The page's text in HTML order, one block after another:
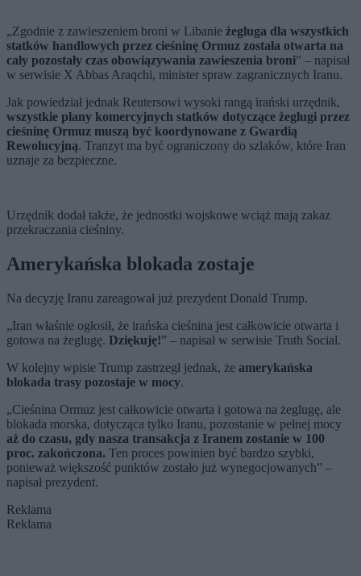
„Zgodnie z zawieszeniem broni w Libanie żegluga dla wszystkich
statków handlowych przez cieśninę Ormuz została otwarta na
cały pozostały czas obowiązywania zawieszenia broni” – napisał
w serwisie X Abbas Araqchi, minister spraw zagranicznych Iranu.
Jak powiedział jednak Reutersowi wysoki rangą irański urzędnik,
wszystkie plany komercyjnych statków dotyczące żeglugi przez
cieśninę Ormuz muszą być koordynowane z Gwardią
Rewolucyjną. Tranzyt ma być ograniczony do szlaków, które Iran
uznaje za bezpieczne.
Urzędnik dodał także, że jednostki wojskowe wciąż mają zakaz
przekraczania cieśniny.
Amerykańska blokada zostaje
Na decyzję Iranu zareagował już prezydent Donald Trump.
„Iran właśnie ogłosił, że irańska cieśnina jest całkowicie otwarta i
gotowa na żeglugę. Dziękuję!” – napisał w serwisie Truth Social.
W kolejny wpisie Trump zastrzegł jednak, że amerykańska
blokada trasy pozostaje w mocy.
„Cieśnina Ormuz jest całkowicie otwarta i gotowa na żeglugę, ale
blokada morska, dotycząca tylko Iranu, pozostanie w pełnej mocy
aż do czasu, gdy nasza transakcja z Iranem zostanie w 100
proc. zakończona. Ten proces powinien być bardzo szybki,
ponieważ większość punktów zostało już wynegocjowanych” –
napisał prezydent.
Reklama
Reklama